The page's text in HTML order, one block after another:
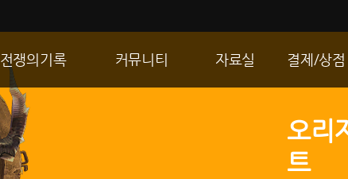
오리
트
전쟁의기록
통합 길드전
공성 & 스팟
랭킹
커뮤니티 자료실 결제/상점
마이
내 캐시